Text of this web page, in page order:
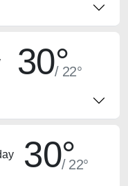
30°/ 22°
30°/ 22°